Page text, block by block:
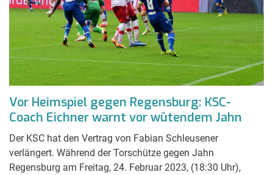
Vor Heimspiel gegen Regensburg: KSC-
Coach Eichner warnt vor wütendem Jahn
Der KSC hat den Vertrag von Fabian Schleusener
verlängert. Während der Torschütze gegen Jahn
Regensburg am Freitag, 24. Februar 2023, (18:30 Uhr),